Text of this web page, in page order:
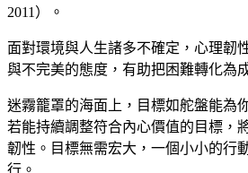
2011）。
面對環境與人生諸多不確定，心理韌
與不完美的態度，有助把困難轉化為
迷霧籠罩的海面上，目標如舵盤能為
若能持續調整符合內心價值的目標，
韌性。目標無需宏大，一個小小的行